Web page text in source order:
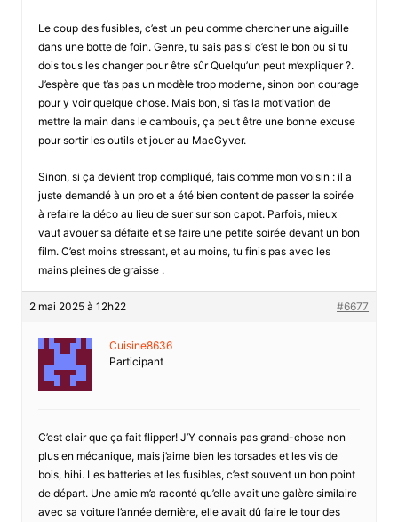
Le coup des fusibles, c’est un peu comme chercher une aiguille
dans une botte de foin. Genre, tu sais pas si c’est le bon ou si tu
dois tous les changer pour être sûr Quelqu’un peut m’expliquer ?.
J’espère que t’as pas un modèle trop moderne, sinon bon courage
pour y voir quelque chose. Mais bon, si t’as la motivation de
mettre la main dans le cambouis, ça peut être une bonne excuse
pour sortir les outils et jouer au MacGyver.
Sinon, si ça devient trop compliqué, fais comme mon voisin : il a
juste demandé à un pro et a été bien content de passer la soirée
à refaire la déco au lieu de suer sur son capot. Parfois, mieux
vaut avouer sa défaite et se faire une petite soirée devant un bon
film. C’est moins stressant, et au moins, tu finis pas avec les
mains pleines de graisse .
2 mai 2025 à 12h22 #6677
Cuisine8636
Participant
C’est clair que ça fait flipper! J’Y connais pas grand-chose non
plus en mécanique, mais j’aime bien les torsades et les vis de
bois, hihi. Les batteries et les fusibles, c’est souvent un bon point
de départ. Une amie m’a raconté qu’elle avait une galère similaire
avec sa voiture l’année dernière, elle avait dû faire le tour des